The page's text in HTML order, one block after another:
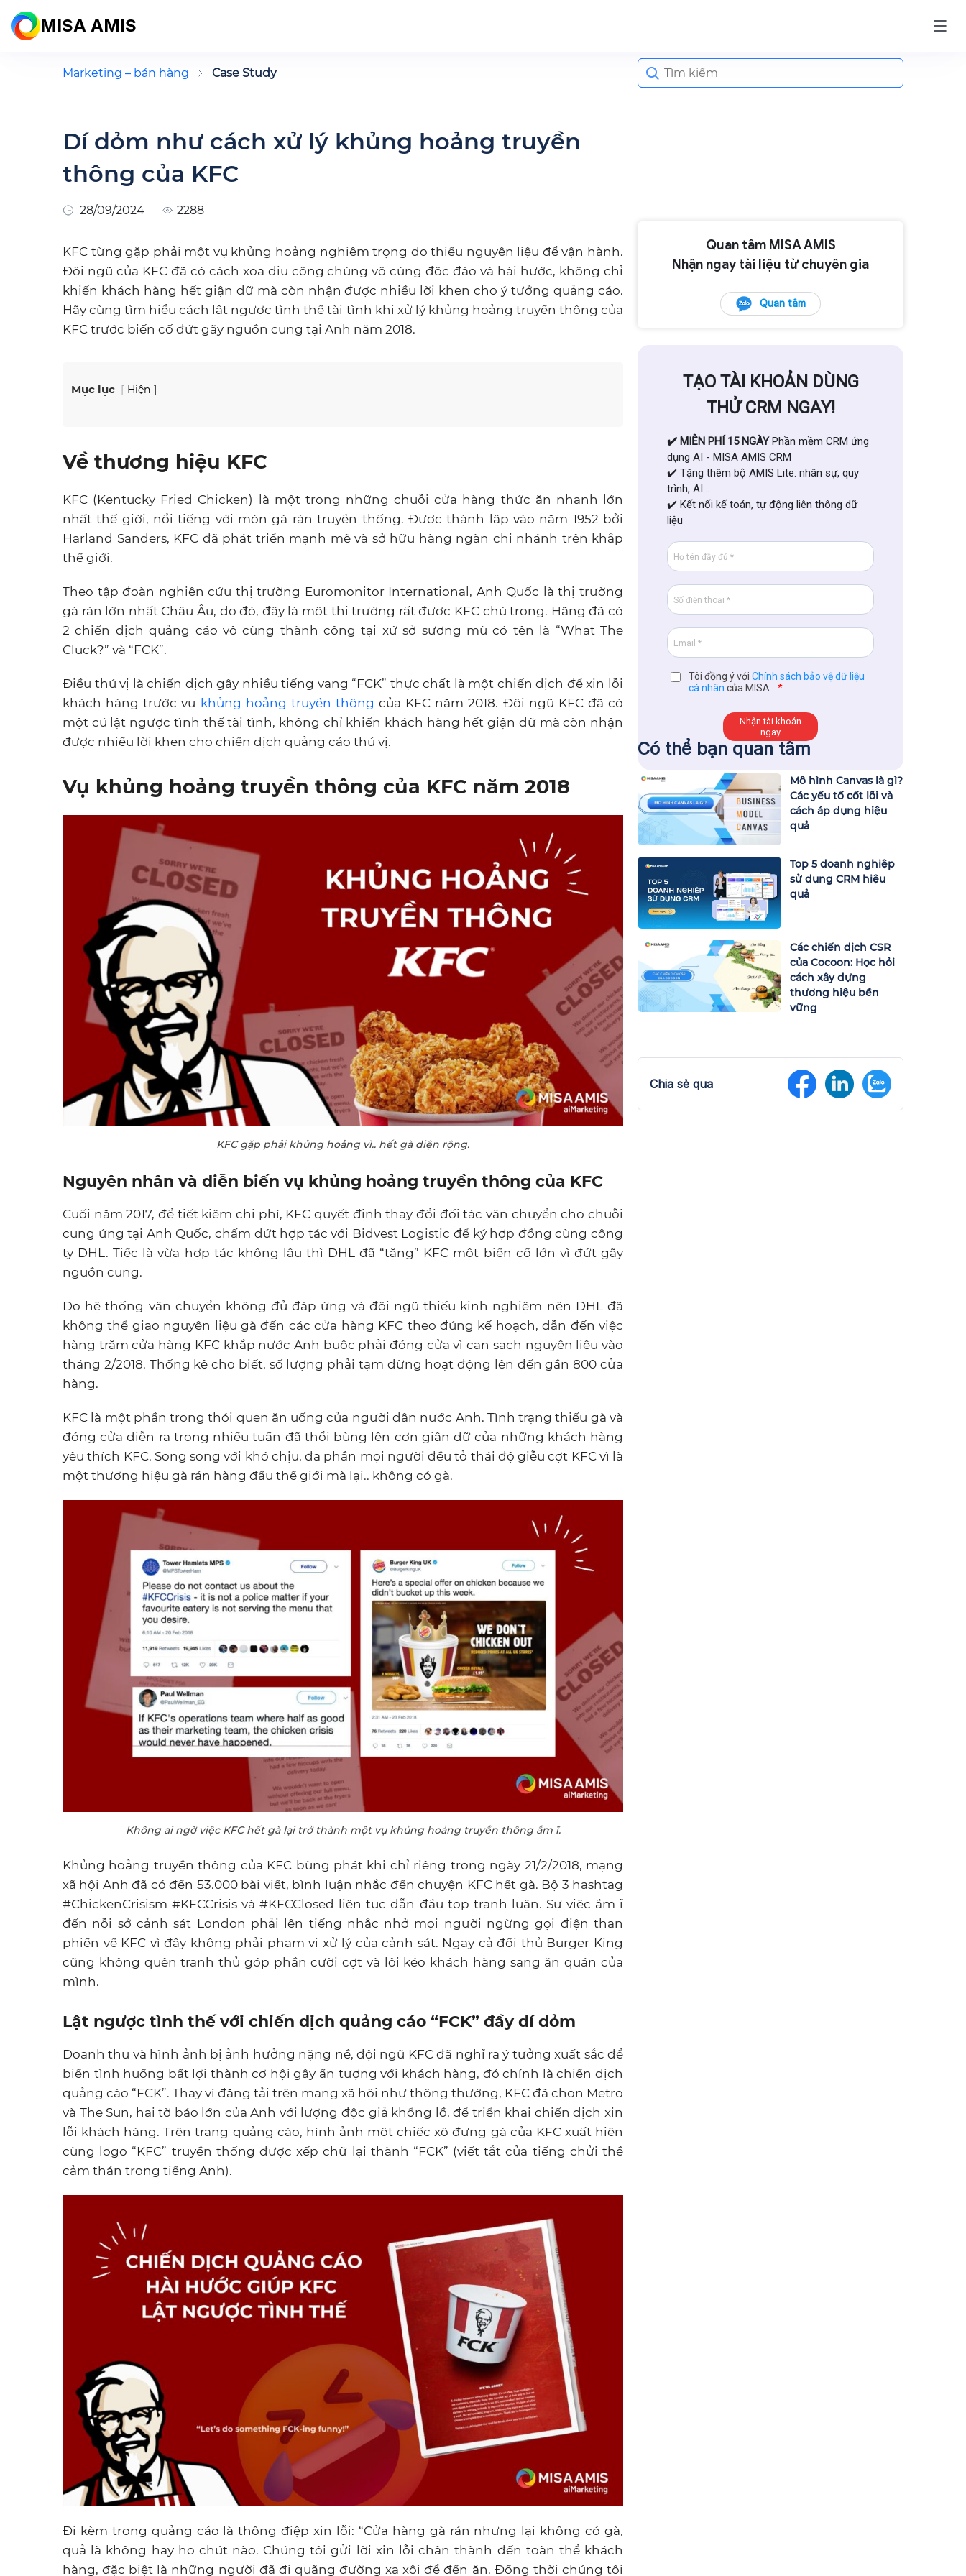
MISA AMIS
Marketing – bán hàng Case Study
Search
for:
Dí dỏm như cách xử lý khủng hoảng truyền
thông của KFC
28/09/2024 2288
KFC từng gặp phải một vụ khủng hoảng nghiêm trọng do thiếu nguyên liệu để vận hành.
Đội ngũ của KFC đã có cách xoa dịu công chúng vô cùng độc đáo và hài hước, không chỉ
khiến khách hàng hết giận dữ mà còn nhận được nhiều lời khen cho ý tưởng quảng cáo.
Hãy cùng tìm hiểu cách lật ngược tình thế tài tình khi xử lý khủng hoảng truyền thông của
KFC trước biến cố đứt gãy nguồn cung tại Anh năm 2018.
Mục lục Hiện
Về thương hiệu KFC
KFC (Kentucky Fried Chicken) là một trong những chuỗi cửa hàng thức ăn nhanh lớn
nhất thế giới, nổi tiếng với món gà rán truyền thống. Được thành lập vào năm 1952 bởi
Harland Sanders, KFC đã phát triển mạnh mẽ và sở hữu hàng ngàn chi nhánh trên khắp
thế giới.
Theo tập đoàn nghiên cứu thị trường Euromonitor International, Anh Quốc là thị trường
gà rán lớn nhất Châu Âu, do đó, đây là một thị trường rất được KFC chú trọng. Hãng đã có
2 chiến dịch quảng cáo vô cùng thành công tại xứ sở sương mù có tên là “What The
Cluck?” và “FCK”.
Điều thú vị là chiến dịch gây nhiều tiếng vang “FCK” thực chất là một chiến dịch để xin lỗi
khách hàng trước vụ khủng hoảng truyền thông của KFC năm 2018. Đội ngũ KFC đã có
một cú lật ngược tình thế tài tình, không chỉ khiến khách hàng hết giận dữ mà còn nhận
được nhiều lời khen cho chiến dịch quảng cáo thú vị.
Vụ khủng hoảng truyền thông của KFC năm 2018
KFC gặp phải khủng hoảng vì.. hết gà diện rộng.
Nguyên nhân và diễn biến vụ khủng hoảng truyền thông của KFC
Cuối năm 2017, để tiết kiệm chi phí, KFC quyết định thay đổi đối tác vận chuyển cho chuỗi
cung ứng tại Anh Quốc, chấm dứt hợp tác với Bidvest Logistic để ký hợp đồng cùng công
ty DHL. Tiếc là vừa hợp tác không lâu thì DHL đã “tặng” KFC một biến cố lớn vì đứt gãy
nguồn cung.
Do hệ thống vận chuyển không đủ đáp ứng và đội ngũ thiếu kinh nghiệm nên DHL đã
không thể giao nguyên liệu gà đến các cửa hàng KFC theo đúng kế hoạch, dẫn đến việc
hàng trăm cửa hàng KFC khắp nước Anh buộc phải đóng cửa vì cạn sạch nguyên liệu vào
tháng 2/2018. Thống kê cho biết, số lượng phải tạm dừng hoạt động lên đến gần 800 cửa
hàng.
KFC là một phần trong thói quen ăn uống của người dân nước Anh. Tình trạng thiếu gà và
đóng cửa diễn ra trong nhiều tuần đã thổi bùng lên cơn giận dữ của những khách hàng
yêu thích KFC. Song song với khó chịu, đa phần mọi người đều tỏ thái độ giễu cợt KFC vì là
một thương hiệu gà rán hàng đầu thế giới mà lại.. không có gà.
Không ai ngờ việc KFC hết gà lại trở thành một vụ khủng hoảng truyền thông ầm ĩ.
Khủng hoảng truyền thông của KFC bùng phát khi chỉ riêng trong ngày 21/2/2018, mạng
xã hội Anh đã có đến 53.000 bài viết, bình luận nhắc đến chuyện KFC hết gà. Bộ 3 hashtag
#ChickenCrisism #KFCCrisis và #KFCClosed liên tục dẫn đầu top tranh luận. Sự việc ầm ĩ
đến nỗi sở cảnh sát London phải lên tiếng nhắc nhở mọi người ngừng gọi điện than
phiền về KFC vì đây không phải phạm vi xử lý của cảnh sát. Ngay cả đối thủ Burger King
cũng không quên tranh thủ góp phần cười cợt và lôi kéo khách hàng sang ăn quán của
mình.
Lật ngược tình thế với chiến dịch quảng cáo “FCK” đầy dí dỏm
Doanh thu và hình ảnh bị ảnh hưởng nặng nề, đội ngũ KFC đã nghĩ ra ý tưởng xuất sắc để
biến tình huống bất lợi thành cơ hội gây ấn tượng với khách hàng, đó chính là chiến dịch
quảng cáo “FCK”. Thay vì đăng tải trên mạng xã hội như thông thường, KFC đã chọn Metro
và The Sun, hai tờ báo lớn của Anh với lượng độc giả khổng lồ, để triển khai chiến dịch xin
lỗi khách hàng. Trên trang quảng cáo, hình ảnh một chiếc xô đựng gà của KFC xuất hiện
cùng logo “KFC” truyền thống được xếp chữ lại thành “FCK” (viết tắt của tiếng chửi thề
cảm thán trong tiếng Anh).
Đi kèm trong quảng cáo là thông điệp xin lỗi: “Cửa hàng gà rán nhưng lại không có gà,
quả là không hay ho chút nào. Chúng tôi gửi lời xin lỗi chân thành đến toàn thể khách
hàng, đặc biệt là những người đã đi quãng đường xa xôi để đến ăn. Đồng thời chúng tôi
Quan tâm MISA AMIS
Nhận ngay tài liệu từ chuyên gia
Quan tâm
TẠO TÀI KHOẢN DÙNG
THỬ CRM NGAY!
✔️ MIỄN PHÍ 15 NGÀY Phần mềm CRM ứng
dụng AI - MISA AMIS CRM
✔️ Tặng thêm bộ AMIS Lite: nhân sự, quy
trình, AI...
✔️ Kết nối kế toán, tự động liên thông dữ
liệu
Tôi đồng ý với Chính sách bảo vệ dữ liệu
cá nhân của MISA *
Có thể bạn quan tâm
Mô hình Canvas là gì?
Các yếu tố cốt lõi và
cách áp dụng hiệu
quả
Top 5 doanh nghiệp
sử dụng CRM hiệu
quả
Các chiến dịch CSR
của Cocoon: Học hỏi
cách xây dựng
thương hiệu bền
vững
Chia sẻ qua